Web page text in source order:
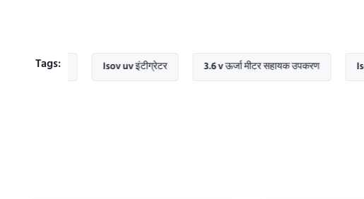
Tags: Isov uv इंटीग्रेटर 3.6 v ऊर्जा मीटर सहायक उपकरण